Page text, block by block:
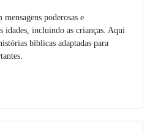
poderosas e
idades, incluindo as crianças. Aqui
bíblicas adaptadas para